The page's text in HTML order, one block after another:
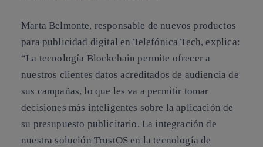
Marta Belmonte, responsable de nuevos productos
para publicidad digital en Telefónica Tech, explica:
“La tecnología Blockchain permite ofrecer a
nuestros clientes datos acreditados de audiencia de
sus campañas, lo que les va a permitir tomar
decisiones más inteligentes sobre la aplicación de
su presupuesto publicitario. La integración de
nuestra solución TrustOS en la tecnología de